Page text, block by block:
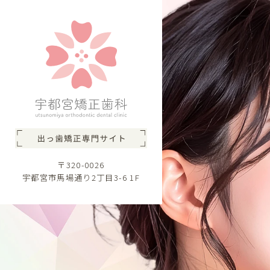
〒320-0026
宇都宮市馬場通り2丁目3-6 1F